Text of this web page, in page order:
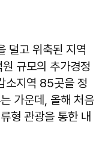
덜고 위축된 지역
규모의 추가경정
소지역 85곳을 정
가운데, 올해 처음
형 관광을 통한 내